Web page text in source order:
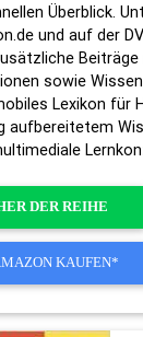
Überblick.
und auf der
Beiträge
sowie
Lexikon für
aufbereitetem
DER REIHE
KAUFEN*